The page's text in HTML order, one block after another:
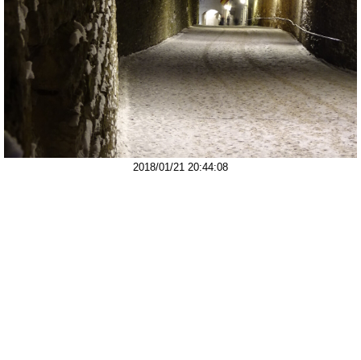
2018/01/21 20:44:08